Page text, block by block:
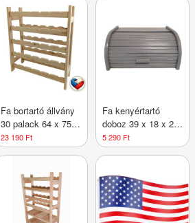
Fa bortartó állvány
30 palack 64 x 75 x
25 cm cseh
gyártmány
23 190 Ft
Fa kenyértartó
doboz 39 x 18 x 29
cm
5 290 Ft